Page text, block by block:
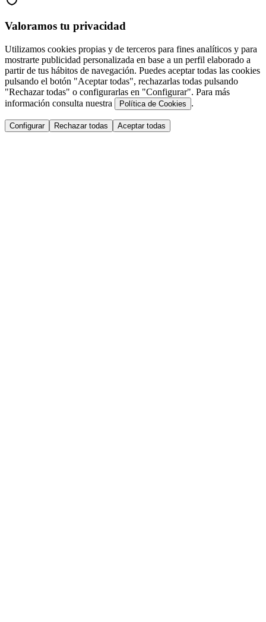
Valoramos tu privacidad
Utilizamos cookies propias y de terceros para fines analíticos y para
mostrarte publicidad personalizada en base a un perfil elaborado a
partir de tus hábitos de navegación. Puedes aceptar todas las cookies
pulsando el botón "Aceptar todas", rechazarlas todas pulsando
"Rechazar todas" o configurarlas en "Configurar". Para más
información consulta nuestra
Política de Cookies .
Configurar Rechazar todas Aceptar todas